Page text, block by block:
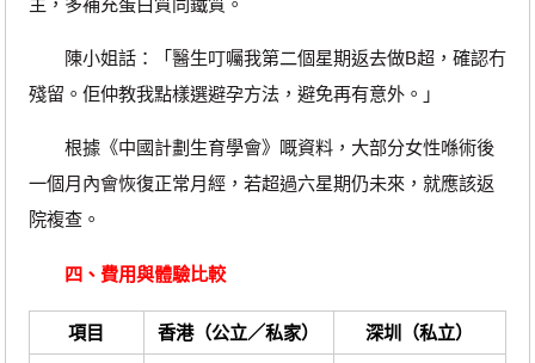
主，多補充蛋白質同鐵質。
陳小姐話：「醫生叮囑我第二個星期返去做B超，確認冇
殘留。佢仲教我點樣選避孕方法，避免再有意外。」
根據《中國計劃生育學會》嘅資料，大部分女性喺術後
一個月內會恢復正常月經，若超過六星期仍未來，就應該返
院複查。
四、費用與體驗比較
項目 香港（公立／私家） 深圳（私立）